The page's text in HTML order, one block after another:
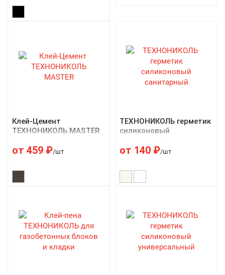
Клей-Цемент
ТЕХНОНИКОЛЬ MASTER
от 459 ₽/шт
ТЕХНОНИКОЛЬ герметик
силиконовый
от 140 ₽/шт